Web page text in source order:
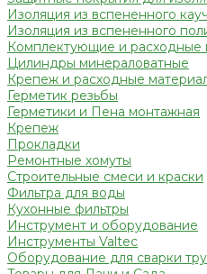
Изоляция из вспененного
Изоляция из вспененного
Комплектующие и расходные
Цилиндры минераловатные
Крепеж и расходные
Герметик резьбы
Герметики и Пена монтажная
Крепеж
Прокладки
Ремонтные хомуты
Строительные смеси и краски
Фильтра для воды
Кухонные фильтры
Инструмент и оборудование
Инструменты Valtec
Оборудование для сварки